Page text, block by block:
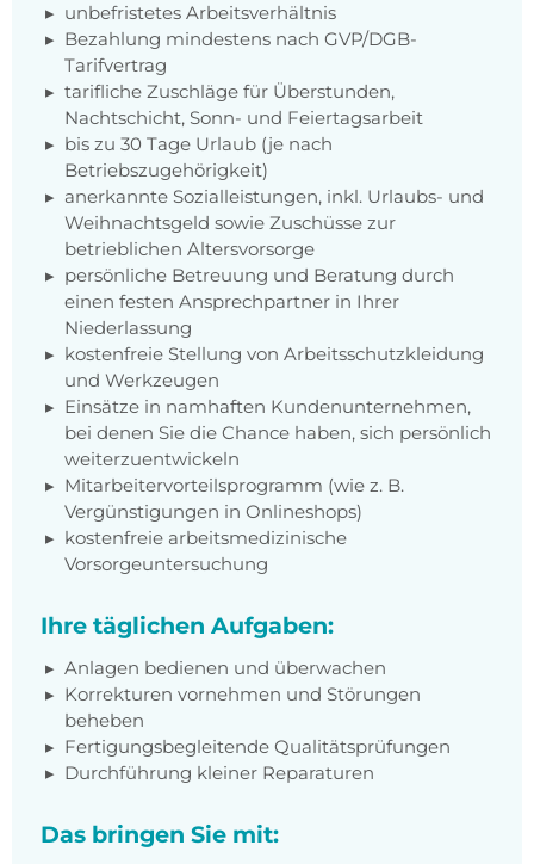
unbefristetes Arbeitsverhältnis
Bezahlung mindestens nach GVP/DGB-
Tarifvertrag
tarifliche Zuschläge für Überstunden,
Nachtschicht, Sonn- und Feiertagsarbeit
bis zu 30 Tage Urlaub (je nach
Betriebszugehörigkeit)
anerkannte Sozialleistungen, inkl. Urlaubs- und
Weihnachtsgeld sowie Zuschüsse zur
betrieblichen Altersvorsorge
persönliche Betreuung und Beratung durch
einen festen Ansprechpartner in Ihrer
Niederlassung
kostenfreie Stellung von Arbeitsschutzkleidung
und Werkzeugen
Einsätze in namhaften Kundenunternehmen,
bei denen Sie die Chance haben, sich persönlich
weiterzuentwickeln
Mitarbeitervorteilsprogramm (wie z. B.
Vergünstigungen in Onlineshops)
kostenfreie arbeitsmedizinische
Vorsorgeuntersuchung
Ihre täglichen Aufgaben:
Anlagen bedienen und überwachen
Korrekturen vornehmen und Störungen
beheben
Fertigungsbegleitende Qualitätsprüfungen
Durchführung kleiner Reparaturen
Das bringen Sie mit: